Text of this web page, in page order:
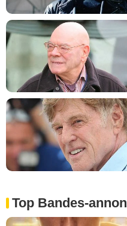
Top Bandes-